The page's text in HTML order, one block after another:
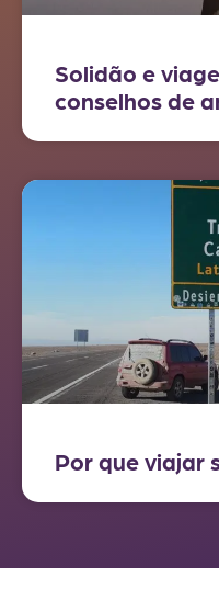
Solidão e
conselhos de
Por que viajar